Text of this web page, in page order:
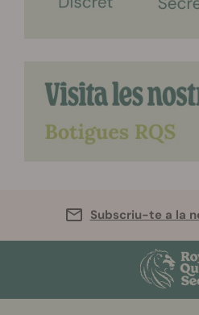
Subscriu-te a la